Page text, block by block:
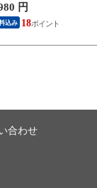
ツ お菓子 わけ
国産 和菓子 お
メール便 ※こ
円
込み 18
合わせ